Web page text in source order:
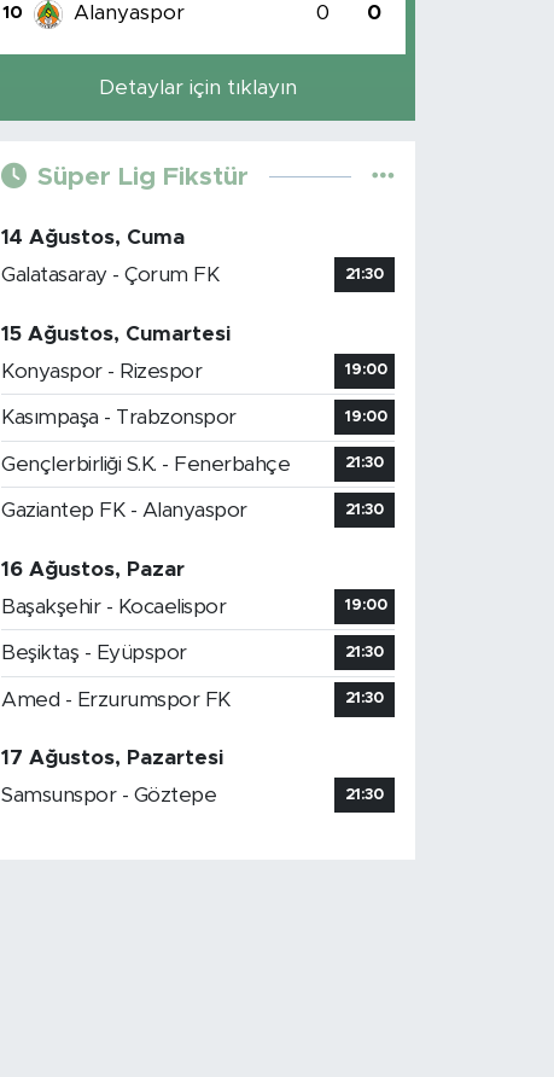
10 Alanyaspor 0 0
Detaylar için tıklayın
Süper Lig Fikstür
14 Ağustos, Cuma
Galatasaray - Çorum FK
21:30
15 Ağustos, Cumartesi
Konyaspor - Rizespor
19:00
Kasımpaşa - Trabzonspor 19:00
Gençlerbirliği S.K. - Fenerbahçe 21:30
Gaziantep FK - Alanyaspor 21:30
16 Ağustos, Pazar
Başakşehir - Kocaelispor
19:00
Beşiktaş - Eyüpspor 21:30
Amed - Erzurumspor FK 21:30
17 Ağustos, Pazartesi
Samsunspor - Göztepe
21:30